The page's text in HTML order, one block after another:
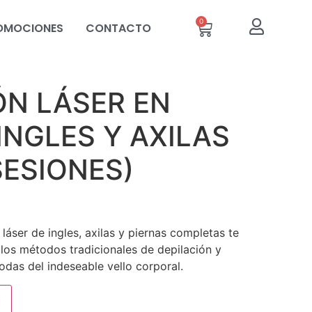
CONTACTO 0
LÁSER EN
Y AXILAS
de ingles, axilas y piernas completas te
métodos tradicionales de depilación y
del indeseable vello corporal.